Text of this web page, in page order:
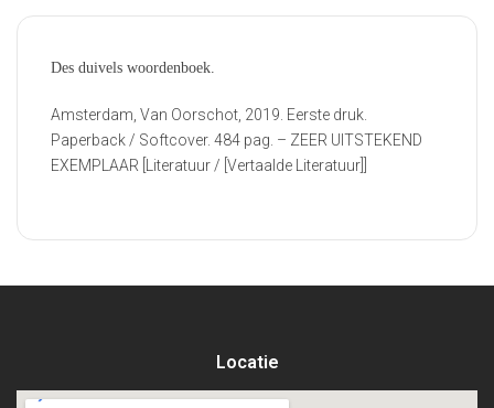
Des duivels woordenboek.
Amsterdam, Van Oorschot, 2019. Eerste druk.
Paperback / Softcover. 484 pag. – ZEER UITSTEKEND
EXEMPLAAR [Literatuur / [Vertaalde Literatuur]]
Locatie